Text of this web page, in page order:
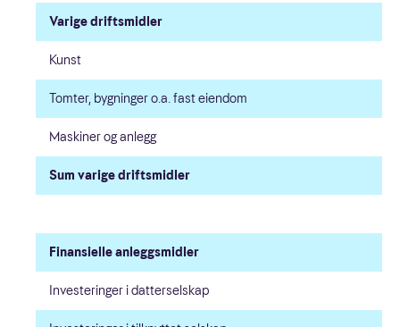
Varige driftsmidler
Kunst
Tomter, bygninger o.a. fast eiendom
Maskiner og anlegg
Sum varige driftsmidler
Finansielle anleggsmidler
Investeringer i datterselskap